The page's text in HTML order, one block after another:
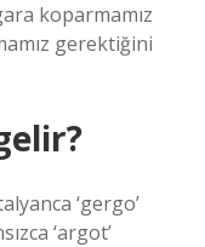
koparmamız
gerektiğini
‘gergo’
‘argot’